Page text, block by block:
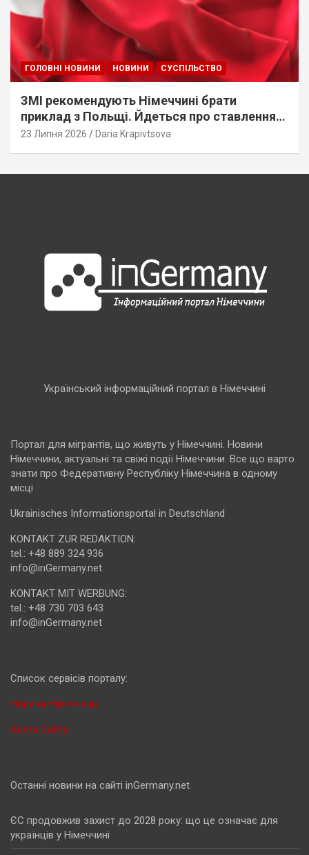
ГОЛОВНІ НОВИНИ НОВИНИ СУСПІЛЬСТВО
ЗМІ рекомендують Німеччині брати
приклад з Польщі. Йдеться про ставлення
до українців
23 Липня 2026 Daria Krapivtsova
Український інформаційний портал в Німеччині
Портал для мігрантів, що живуть у Німеччині. Новини
Німеччини, актуальні та свіжі події Німеччини. Все що варто
знати про Федеративну Республіку Німеччина в одному
місці
Ukrainisches Informationsportal in Deutschland
KONTAKT ZUR REDAKTION:
tel.: +48 889 324 936
info@inGermany.net
KONTAKT MIT WERBUNG:
tel.: +48 730 703 643
info@inGermany.net
Cписок сервісів порталу:
Новини Німеччини
Карта Сайту
Останні новини на сайті inGermany.net
ЄС продовжив захист до 2028 року: що це означає для
українців у Німеччині